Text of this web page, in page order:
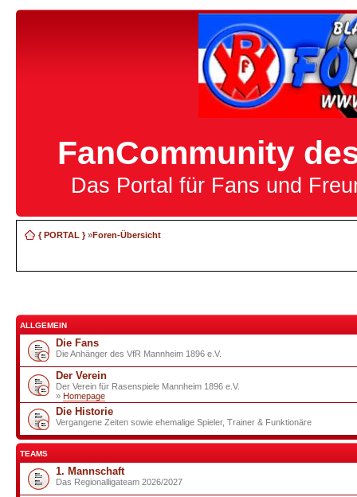
FanCommunity
Das Portal für Fans und
{ PORTAL }»Foren-Übersicht
ALLGEMEIN
Die Fans
Die Anhänger des VfR Mannheim 1896 e.V.
Der Verein
Der Verein für Rasenspiele Mannheim 1896 e.V.
» Homepage
Die Historie
Vergangene Zeiten sowie ehemalige Spieler, Trainer & Funktionäre
TEAMS
1. Mannschaft
Das Regionalligateam 2026/2027